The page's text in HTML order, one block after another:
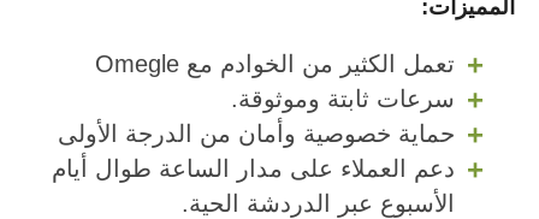
المميزات:
تعمل الكثير من الخوادم مع Omegle
سرعات ثابتة وموثوقة.
حماية خصوصية وأمان من الدرجة الأولى
دعم العملاء على مدار الساعة طوال أيام
الأسبوع عبر الدردشة الحية.